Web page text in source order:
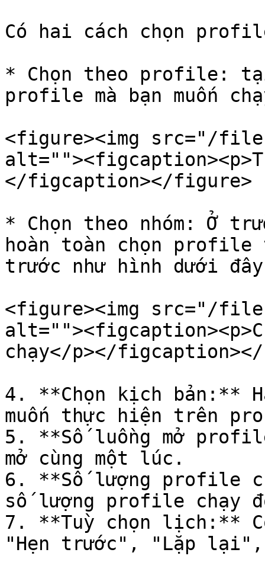
Có hai cách chọn
* Chọn theo profile:
profile mà bạn muốn
<figure><img src="/
</figcaption></figure>
* Chọn theo nhóm: Ở
hoàn toàn chọn profile
trước như hình dưới đây
<figure><img src="/
chạy</p></
4. **Chọn kịch bản:**
muốn thực hiện trên
5. **Số luồng mở
mở cùng một lúc.
6. **Số lượng profile
số lượng profile chạy
7. **Tuỳ chọn lịch:**
"Hẹn trước", "Lặp lại",